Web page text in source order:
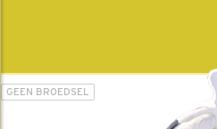
GEEN BROEDSEL